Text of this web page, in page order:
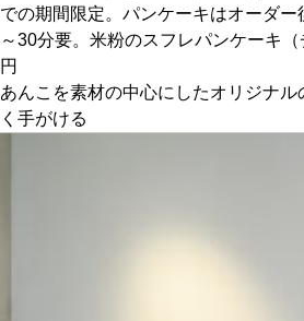
今月の京みやげ
京都の書店
での期間限定。パンケーキはオーダ
～30分要。米粉のスフレパンケーキ
円
あんこを素材の中心にしたオリジナル
く手がける